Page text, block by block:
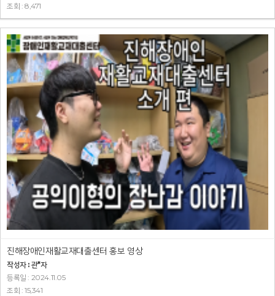
조회 : 8,471
진해장애인재활교재대출센터 홍보 영상
작성자 : 관*자
등록일 : 2024.11.05
조회 : 15,341